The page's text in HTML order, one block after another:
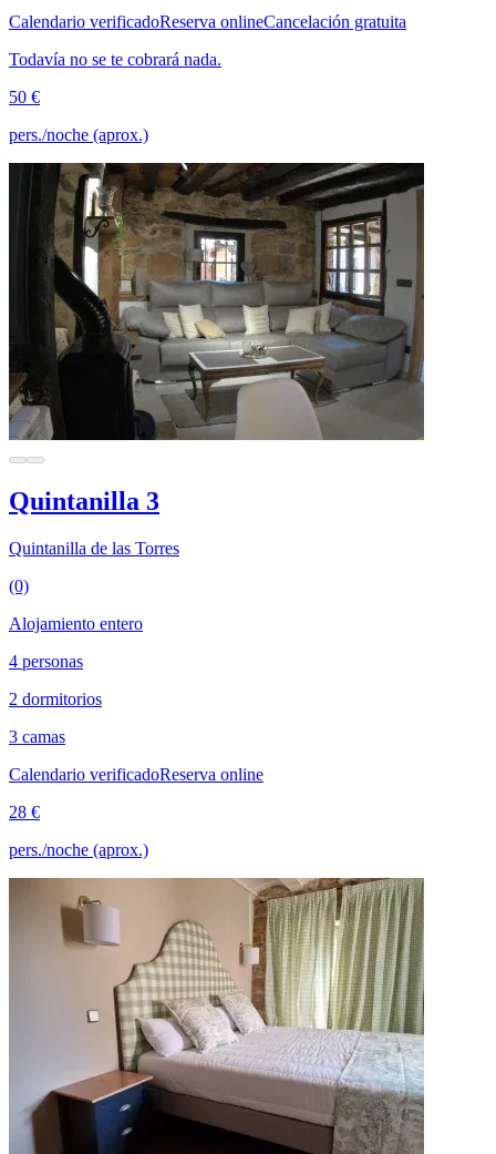
Calendario verificadoReserva onlineCancelación gratuita
Todavía no se te cobrará nada.
50 €
pers./noche (aprox.)
Quintanilla 3
Quintanilla de las Torres
(0)
Alojamiento entero
4 personas
2 dormitorios
3 camas
Calendario verificadoReserva online
28 €
pers./noche (aprox.)